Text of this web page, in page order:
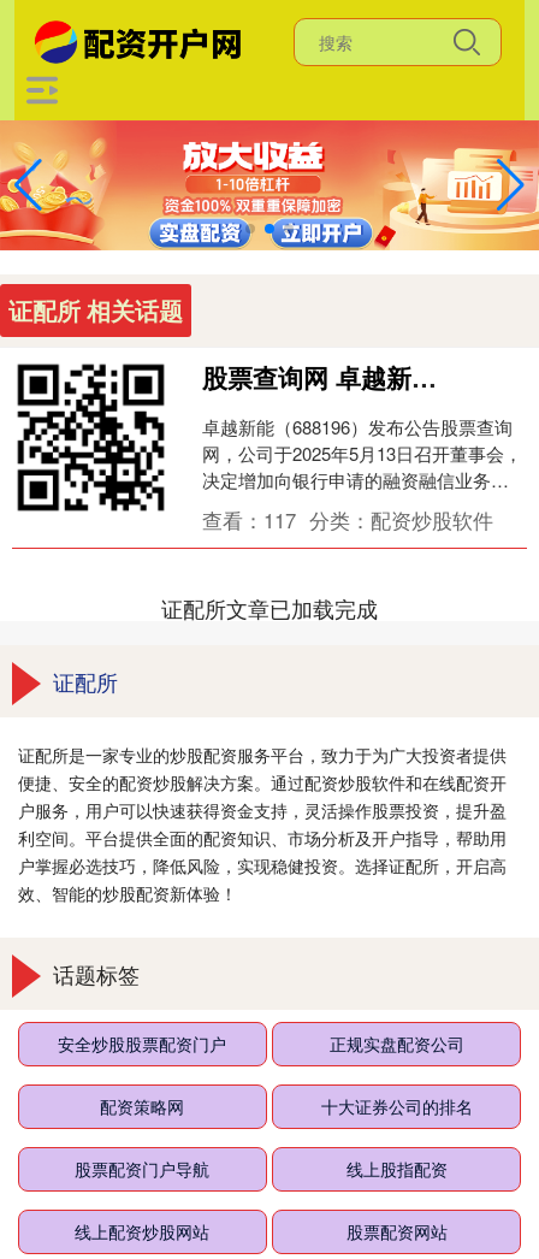
证配所 相关话题
股票查询网 卓越新能拟增加向银行申请融资融信业务额度至最高15亿元
卓越新能（688196）发布公告股票查询
网，公司于2025年5月13日召开董事会，
决定增加向银行申请的融资融信业务额
度10亿元，增加后最高额度为15亿元。
此次....
查看： 117 分类：配资炒股软件
证配所文章已加载完成
证配所
证配所是一家专业的炒股配资服务平台，致力于为广大投资者提供
便捷、安全的配资炒股解决方案。通过配资炒股软件和在线配资开
户服务，用户可以快速获得资金支持，灵活操作股票投资，提升盈
利空间。平台提供全面的配资知识、市场分析及开户指导，帮助用
户掌握必选技巧，降低风险，实现稳健投资。选择证配所，开启高
效、智能的炒股配资新体验！
话题标签
安全炒股股票配资门户 正规实盘配资公司
配资策略网 十大证券公司的排名
股票配资门户导航 线上股指配资
线上配资炒股网站 股票配资网站